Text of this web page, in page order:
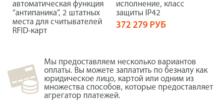
автоматическая функция
“антипаника”, 2 штатных
места для считывателей
RFID-карт
исполнение, класс
защиты IP42
372 279 РУБ
Мы предоставляем несколько вариантов
оплаты. Вы можете заплатить по безналу как
юридическое лицо, картой или одним из
множества способов, которые предоставляет
агрегатор платежей.